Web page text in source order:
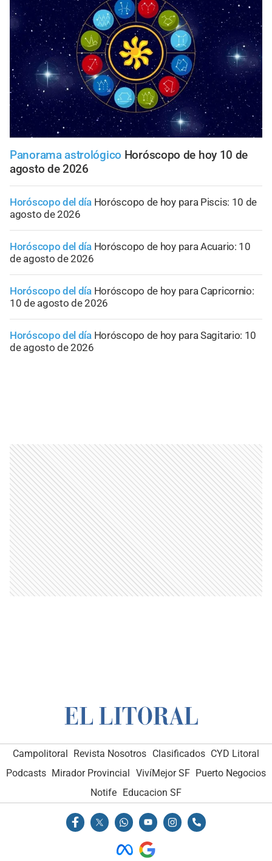
Panorama astrológico Horóscopo de hoy 10 de
agosto de 2026
Horóscopo del día Horóscopo de hoy para Piscis: 10 de
agosto de 2026
Horóscopo del día Horóscopo de hoy para Acuario: 10
de agosto de 2026
Horóscopo del día Horóscopo de hoy para Capricornio:
10 de agosto de 2026
Horóscopo del día Horóscopo de hoy para Sagitario: 10
de agosto de 2026
Campolitoral Revista Nosotros Clasificados CYD Litoral
Podcasts Mirador Provincial VivíMejor SF Puerto Negocios
Notife Educacion SF